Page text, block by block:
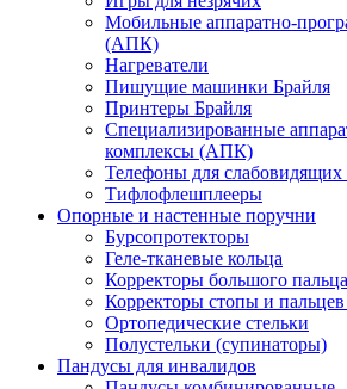
Мобильные аппаратно-
(АПК)
Нагреватели
Пишущие машинки Брайля
Принтеры Брайля
Специализированные
комплексы (АПК)
Телефоны для слабовидящих
Тифлофлешплееры
Опорные и настенные поручни
Бурсопротекторы
Геле-тканевые кольца
Корректоры большого
Корректоры стопы и
Ортопедические стельки
Полустельки (супинаторы)
Пандусы для инвалидов